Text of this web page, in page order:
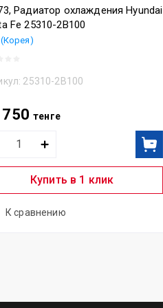
Радиатор охлаждения Hyundai
Fe 25310-2B100
(Корея)
25310-2B100
тенге
Купить в 1 клик
К сравнению